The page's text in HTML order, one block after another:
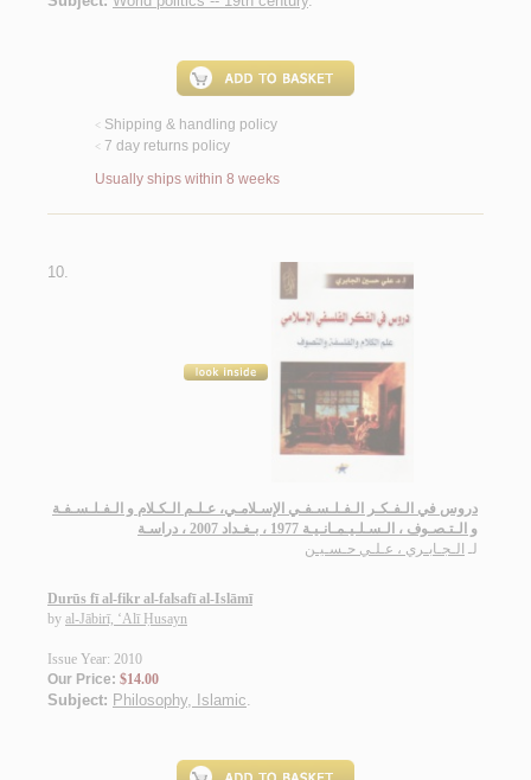
< Shipping & handling policy
< 7 day returns policy
Usually ships within 8 weeks
10.
دروس في الـفـكـر الـفـلـسـفـي الإسـلامـي، عـلـم الـكـلام و الـفـلـسـفـة
و الـتـصـوف ، الـسـلـيـمـانـيـة 1977 ، بـغـداد 2007 ، دراسـة
لـ الـجـابـري ، عـلـي حـسـيـن
Durūs fī al-fikr al-falsafī al-Islāmī
by al-Jābirī, ‘Alī Ḥusayn
Issue Year: 2010
Our Price: $14.00
Subject: Philosophy, Islamic.